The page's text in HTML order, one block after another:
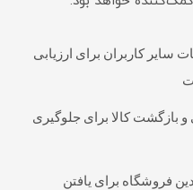
کاربران برای ارزیابی
بازگشت کالا برای جلوگیری
فروشگاه برای یافتن